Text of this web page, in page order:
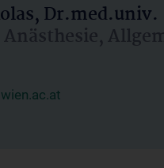
Dr.med.univ.